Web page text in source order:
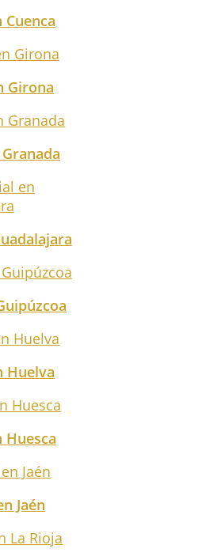
Cuenca
Girona
Huelva
Huesca
Jaén